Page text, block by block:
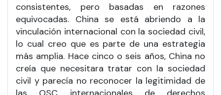
consistentes, pero basadas en razones
equivocadas. China se está abriendo a la
vinculación internacional con la sociedad civil,
lo cual creo que es parte de una estrategia
más amplia. Hace cinco o seis años, China no
creía que necesitara tratar con la sociedad
civil y parecía no reconocer la legitimidad de